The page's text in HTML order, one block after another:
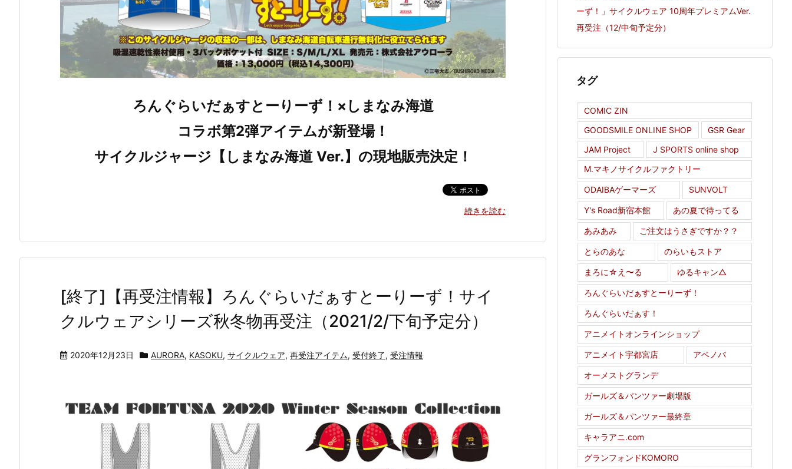
ろんぐらいだぁすとーりーず！×しまなみ海道
コラボ第2弾アイテムが新登場！
サイクルジャージ【しまなみ海道 Ver.】の現地販売決定！
続きを読む
[終了]【再受注情報】ろんぐらいだぁすとーりーず！サイ
クルウェアシリーズ秋冬物再受注（2021/2/下旬予定分）
2020年12月23日 AURORA, KASOKU, サイクルウェア, 再受注アイテム, 受付終了, 受注情報
ーず！」サイクルウェア 10周年プレミアムVer.
再受注（12/中旬予定分）
タグ
COMIC ZIN
GOODSMILE ONLINE SHOP
GSR Gear
JAM Project
J SPORTS online shop
M.マキノサイクルファクトリー
ODAIBAゲーマーズ SUNVOLT
Y's Road新宿本館 あの夏で待ってる
あみあみ ご注文はうさぎですか？？
とらのあな のらいもストア
まろに☆え〜る ゆるキャン△
ろんぐらいだぁすとーりーず！
ろんぐらいだぁす！
アニメイトオンラインショップ
アニメイト宇都宮店 アベノバ
オーメストグランデ
ガールズ＆パンツァー劇場版
ガールズ＆パンツァー最終章
キャラアニ.com
グランフォンドKOMORO